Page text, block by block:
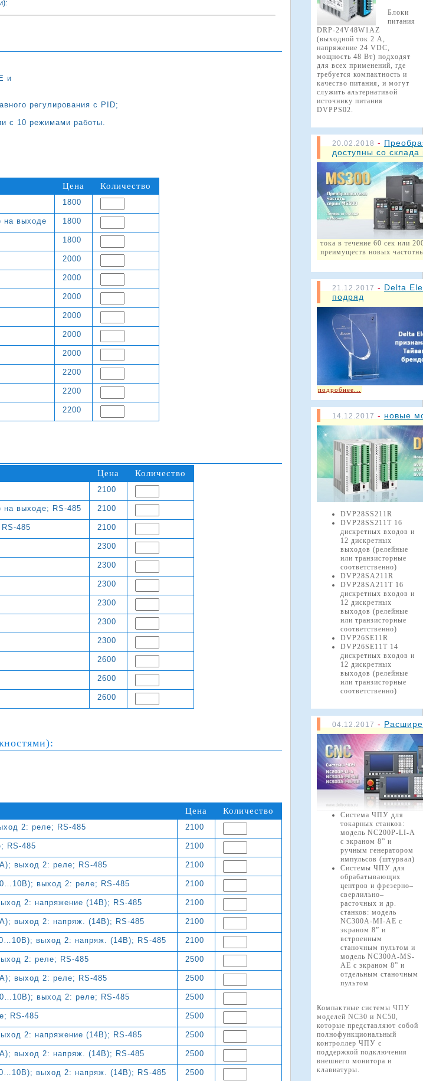
Блоки
питания
DRP-24V48W1AZ
(выходной ток 2 А,
напряжение 24 VDC,
мощность 48 Вт) подходят
для всех применений, где
требуется компактность и
качество питания, и могут
служить альтернативой
источнику питания
DVPPS02.
20.02.2018 -
доступны со
тока в течение 60 сек или
преимуществ новых
21.12.2017 - Delta
подряд
подробнее...
14.12.2017 - новые
DVP28SS211R
DVP28SS211T 16
дискретных входов и
12 дискретных
выходов (релейные
или транзисторные
соответственно)
DVP28SA211R
DVP28SA211T 16
дискретных входов и
12 дискретных
выходов (релейные
или транзисторные
соответственно)
DVP26SE11R
DVP26SE11T 14
дискретных входов и
12 дискретных
выходов (релейные
или транзисторные
соответственно)
04.12.2017 -
Система ЧПУ для
токарных станков:
модель NC200P-LI-A
с экраном 8” и
ручным генератором
импульсов (штурвал)
Системы ЧПУ для
обрабатывающих
центров и фрезерно–
сверлильно–
расточных и др.
станков: модель
NC300A-MI-AE с
экраном 8” и
встроенным
станочным пультом и
модель NC300A-MS-
AE с экраном 8” и
отдельным станочным
пультом
Компактные системы ЧПУ
моделей NC30 и NC50,
которые представляют собой
полнофункциональный
контроллер ЧПУ с
поддержкой подключения
внешнего монитора и
клавиатуры.
и
регулирования с PID;
с 10 режимами работы.
Цена Количество
1800
на выходе 1800
1800
2000
2000
2000
2000
2000
2000
2200
2200
2200
Цена Количество
2100
на выходе; RS-485 2100
485 2100
2300
2300
2300
2300
2300
2300
2600
2600
2600
Цена Количество
2: реле; RS-485 2100
RS-485 2100
выход 2: реле; RS-485 2100
выход 2: реле; RS-485 2100
2: напряжение (14В); RS-485 2100
выход 2: напряж. (14В); RS-485 2100
выход 2: напряж. (14В); RS-485 2100
2: реле; RS-485 2500
выход 2: реле; RS-485 2500
выход 2: реле; RS-485 2500
RS-485 2500
2: напряжение (14В); RS-485 2500
выход 2: напряж. (14В); RS-485 2500
выход 2: напряж. (14В); RS-485 2500